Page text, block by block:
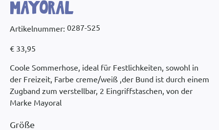
Mayoral
Artikelnummer:
Artikelnummer:
0287-
0287-S25
€ 33,95
Coole Sommerhose, ideal für Festlichkeiten, sowohl in
der Freizeit, Farbe creme/weiß ,der Bund ist durch einem
Zugband zum verstellbar, 2 Eingriffstaschen, von der
Marke Mayoral
Größe